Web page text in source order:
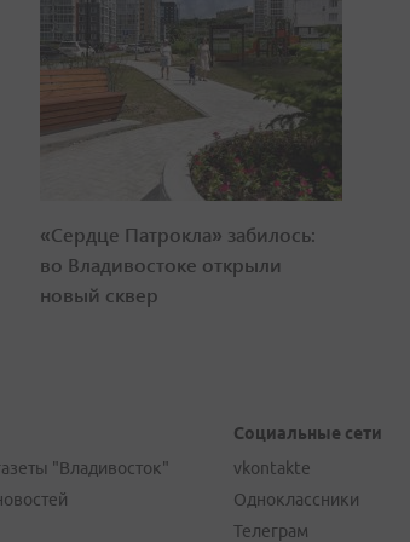
«Сердце Патрокла» забилось:
во Владивостоке открыли
новый сквер
"Владивосток"
Социальные сети
vkontakte
Одноклассники
Телеграм